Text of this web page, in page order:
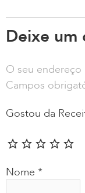
Deixe um
O seu
Campos
Gostou da
Nome *